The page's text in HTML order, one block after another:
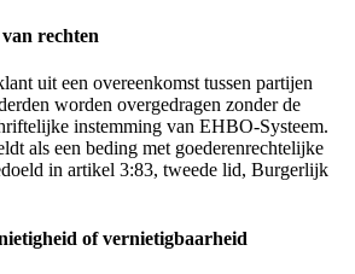
rechten
uit een overeenkomst tussen partijen
worden overgedragen zonder de
instemming van EHBO-Systeem.
als een beding met goederenrechtelijke
in artikel 3:83, tweede lid, Burgerlijk
of vernietigbaarheid